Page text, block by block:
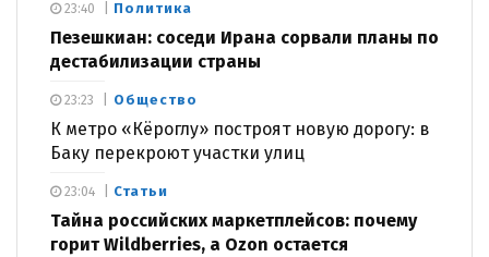
Политика
Пезешкиан: соседи Ирана сорвали планы по
дестабилизации страны
23:40
Общество
К метро «Кёроглу» построят новую дорогу: в
Баку перекроют участки улиц
23:23
Статьи
Тайна российских маркетплейсов: почему
горит Wildberries, а Ozon остается
23:04